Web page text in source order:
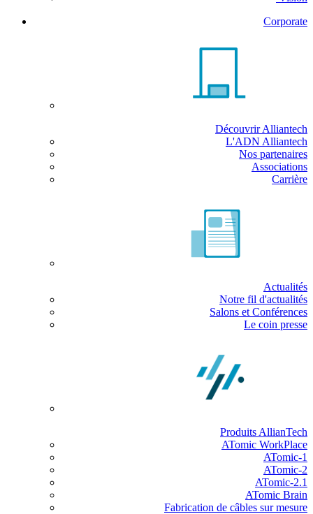
Corporate
Découvrir Alliantech
L'ADN Alliantech
Nos partenaires
Associations
Carrière
Actualités
Notre fil d'actualités
Salons et Conférences
Le coin presse
Produits AllianTech
ATomic WorkPlace
ATomic-1
ATomic-2
ATomic-2.1
ATomic Brain
Fabrication de câbles sur mesure